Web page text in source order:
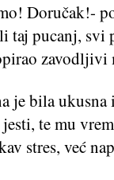
Doručak!-
taj pucanj, svi
zavodljivi
je bila
te mu
stres, već